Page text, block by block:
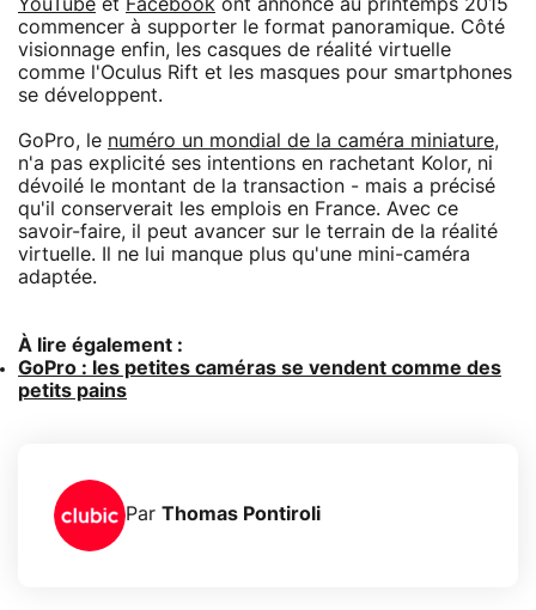
YouTube et Facebook ont annoncé au printemps 2015
commencer à supporter le format panoramique. Côté
visionnage enfin, les casques de réalité virtuelle
comme l'Oculus Rift et les masques pour smartphones
se développent.
GoPro, le numéro un mondial de la caméra miniature,
n'a pas explicité ses intentions en rachetant Kolor, ni
dévoilé le montant de la transaction - mais a précisé
qu'il conserverait les emplois en France. Avec ce
savoir-faire, il peut avancer sur le terrain de la réalité
virtuelle. Il ne lui manque plus qu'une mini-caméra
adaptée.
À lire également :
GoPro : les petites caméras se vendent comme des
petits pains
Par Thomas Pontiroli